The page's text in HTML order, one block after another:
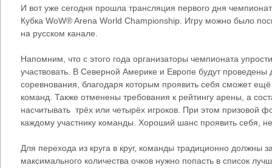
И вот уже сегодня прошла трансляция первого дня
Кубка WoW® Arena World Championship. Игру можно было
на русском канале.
Напомним, что с этого года организаторы чемпионата
участвовать. В Северной Америке и Европе будут
соревнования, благодаря которым проявить себя сможет
команд. Также отменены требования к рейтингу арены, а
насчитывать трёх или четырёх игроков. При этом призовой
каждому участнику команды. Хороший шанс проявить себя,
Для перехода из круга в круг, команды традиционно должны
максимального количества очков нужно попасть в список